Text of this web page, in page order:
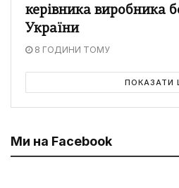
керівника виробника
України
8 ГОДИНИ ТОМУ
ПОКАЗАТИ
Ми на Facebook